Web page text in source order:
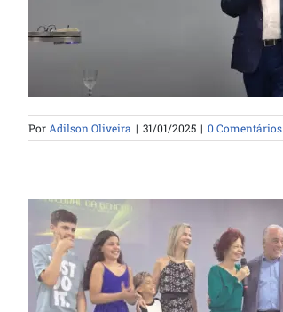
Sete Sinais de Ataque Espiritual
Por Adilson Oliveira | 31/01/2025 | 0 Comentários
Celebração pelo Aniversário do
Apóstolo Jair de Oliveira